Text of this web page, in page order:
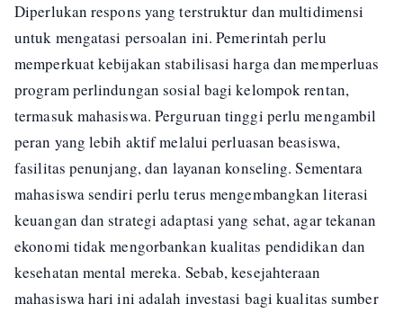
Diperlukan respons yang terstruktur dan multidimensi
untuk mengatasi persoalan ini. Pemerintah perlu
memperkuat kebijakan stabilisasi harga dan memperluas
program perlindungan sosial bagi kelompok rentan,
termasuk mahasiswa. Perguruan tinggi perlu mengambil
peran yang lebih aktif melalui perluasan beasiswa,
fasilitas penunjang, dan layanan konseling. Sementara
mahasiswa sendiri perlu terus mengembangkan literasi
keuangan dan strategi adaptasi yang sehat, agar tekanan
ekonomi tidak mengorbankan kualitas pendidikan dan
kesehatan mental mereka. Sebab, kesejahteraan
mahasiswa hari ini adalah investasi bagi kualitas sumber